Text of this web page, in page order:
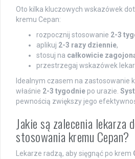
Oto kilka kluczowych wskazówek
kremu Cepan:
rozpocznij stosowanie 2-3
aplikuj 2-3 razy dziennie,
stosuj na całkowicie
przestrzegaj wskazówek
Idealnym czasem na zastosowanie
właśnie 2-3 tygodnie po urazie.
pewnością zwiększy jego
Jakie są zalecenia lekarza
stosowania kremu Cepan?
Lekarze radzą, aby sięgnąć po krem